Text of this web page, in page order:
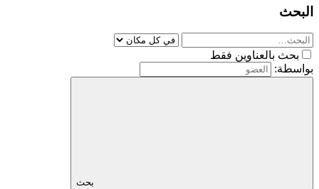
البحث
بحث بالعناوين فقط
بواسطة:
بحث